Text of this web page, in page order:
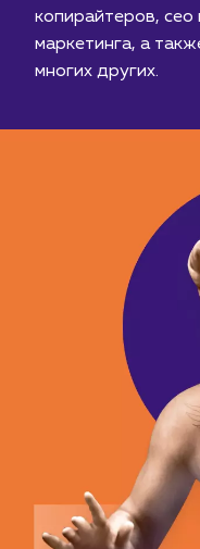
маркетологов,
копирайтеров,
маркетинга, а